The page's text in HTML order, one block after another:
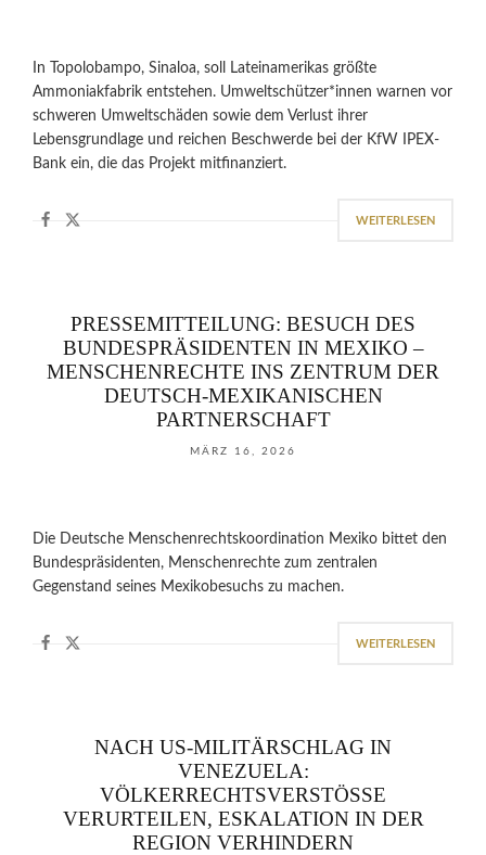
In Topolobampo, Sinaloa, soll Lateinamerikas größte
Ammoniakfabrik entstehen. Umweltschützer*innen warnen vor
schweren Umweltschäden sowie dem Verlust ihrer
Lebensgrundlage und reichen Beschwerde bei der KfW IPEX-
Bank ein, die das Projekt mitfinanziert.
WEITERLESEN
PRESSEMITTEILUNG: BESUCH DES
BUNDESPRÄSIDENTEN IN MEXIKO –
MENSCHENRECHTE INS ZENTRUM DER
DEUTSCH-MEXIKANISCHEN
PARTNERSCHAFT
MÄRZ 16, 2026
Die Deutsche Menschenrechtskoordination Mexiko bittet den
Bundespräsidenten, Menschenrechte zum zentralen
Gegenstand seines Mexikobesuchs zu machen.
WEITERLESEN
NACH US-MILITÄRSCHLAG IN
VENEZUELA:
VÖLKERRECHTSVERSTÖSSE V
ERURTEILEN, ESKALATION IN DER R
EGION VERHINDERN